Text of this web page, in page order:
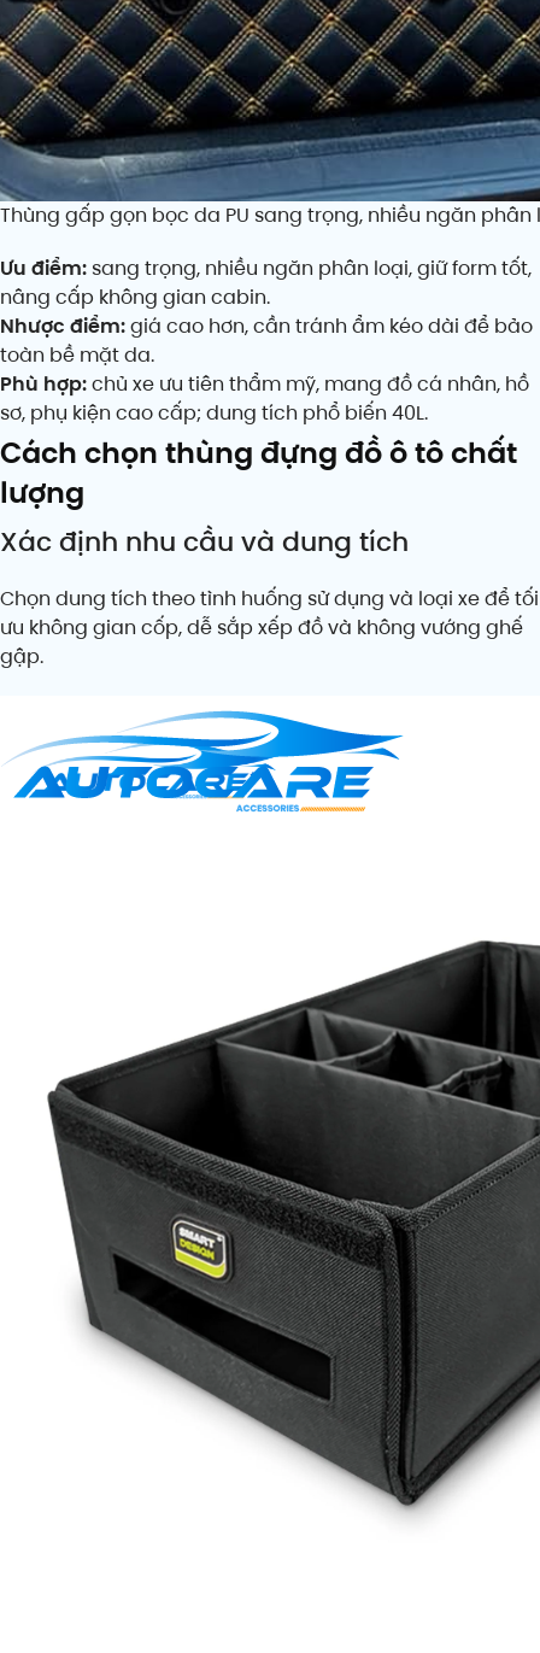
Thùng gấp gọn bọc da PU sang trọng, nhiều ngăn
Ưu điểm: sang trọng, nhiều ngăn phân loại, giữ form tốt,
nâng cấp không gian cabin.
Nhược điểm:giá cao hơn, cần tránh ẩm kéo dài để bảo
toàn bề mặt da.
Phù hợp:chủ xe ưu tiên thẩm mỹ, mang đồ cá nhân, hồ
sơ, phụ kiện cao cấp; dung tích phổ biến 40L.
Cách chọn thùng đựng đồ ô tô chất
lượng
Xác định nhu cầu và dung tích
Chọn dung tích theo tình huống sử dụng và loại xe để tối
ưu không gian cốp, dễ sắp xếp đồ và không vướng ghế
gập.